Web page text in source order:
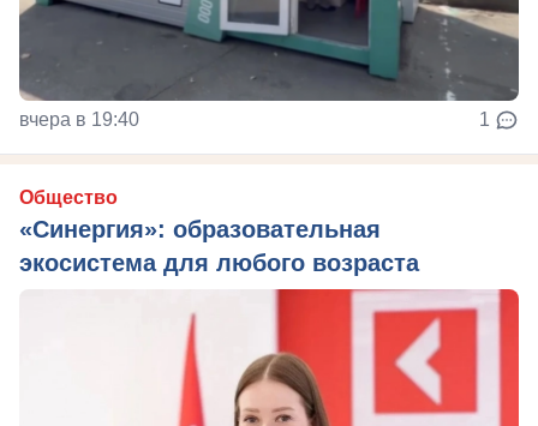
вчера в 19:40 1
Общество
«Синергия»: образовательная
экосистема для любого возраста